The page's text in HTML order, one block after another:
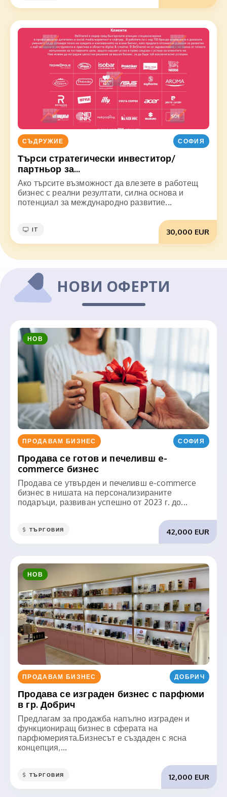
СЪДРУЖИЕ СОФИЯ
Търси стратегически инвеститор/
партньор за...
Ако търсите възможност да влезете в работещ
бизнес с реални резултати, силна основа и
потенциал за международно развитие...
30,000 EUR
IT
НОВИ ОФЕРТИ
НОВ
ПРОДАВАМ БИЗНЕС СОФИЯ
Продава се готов и печеливш e-
commerce бизнес
Продава се утвърден и печеливш e-commerce
бизнес в нишата на персонализираните
подаръци, развиван успешно от 2023 г. до...
42,000 EUR
ТЪРГОВИЯ
НОВ
ПРОДАВАМ БИЗНЕС ДОБРИЧ
Продава се изграден бизнес с парфюми
в гр. Добрич
Предлагам за продажба напълно изграден и
функциониращ бизнес в сферата на
парфюмерията.Бизнесът е създаден с ясна
концепция,...
12,000 EUR
ТЪРГОВИЯ